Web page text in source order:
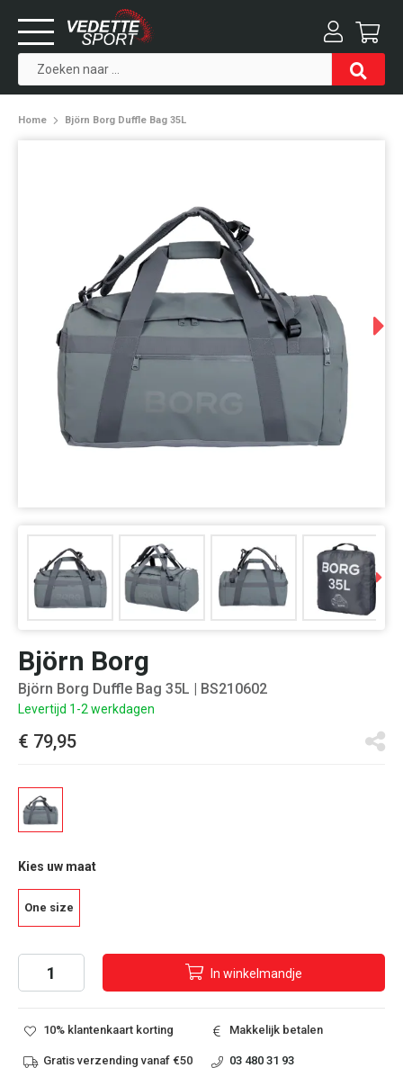
Home Björn Borg Duffle Bag 35L
Björn Borg
Björn Borg Duffle Bag 35L | BS210602
Levertijd 1-2 werkdagen
€ 79,95
Kies uw maat
One size
In winkelmandje
10% klantenkaart korting
Gratis verzending vanaf €50
Makkelijk betalen
03 480 31 93